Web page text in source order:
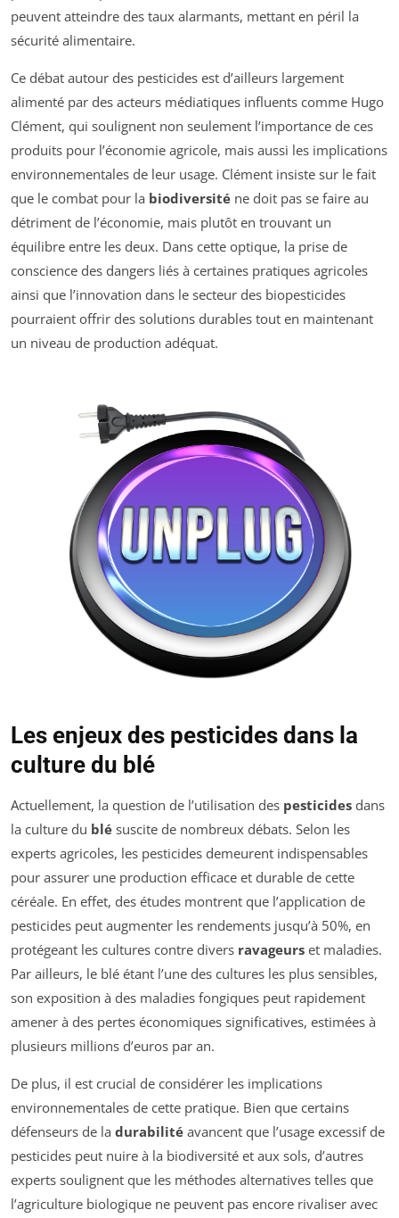
peuvent atteindre des taux alarmants, mettant en péril la
sécurité alimentaire.
Ce débat autour des pesticides est d’ailleurs largement
alimenté par des acteurs médiatiques influents comme Hugo
Clément, qui soulignent non seulement l’importance de ces
produits pour l’économie agricole, mais aussi les implications
environnementales de leur usage. Clément insiste sur le fait
que le combat pour la biodiversité ne doit pas se faire au
détriment de l’économie, mais plutôt en trouvant un
équilibre entre les deux. Dans cette optique, la prise de
conscience des dangers liés à certaines pratiques agricoles
ainsi que l’innovation dans le secteur des biopesticides
pourraient offrir des solutions durables tout en maintenant
un niveau de production adéquat.
Les enjeux des pesticides dans la
culture du blé
Actuellement, la question de l’utilisation des pesticides dans
la culture du blé suscite de nombreux débats. Selon les
experts agricoles, les pesticides demeurent indispensables
pour assurer une production efficace et durable de cette
céréale. En effet, des études montrent que l’application de
pesticides peut augmenter les rendements jusqu’à 50%, en
protégeant les cultures contre divers ravageurs et maladies.
Par ailleurs, le blé étant l’une des cultures les plus sensibles,
son exposition à des maladies fongiques peut rapidement
amener à des pertes économiques significatives, estimées à
plusieurs millions d’euros par an.
De plus, il est crucial de considérer les implications
environnementales de cette pratique. Bien que certains
défenseurs de la durabilité avancent que l’usage excessif de
pesticides peut nuire à la biodiversité et aux sols, d’autres
experts soulignent que les méthodes alternatives telles que
l’agriculture biologique ne peuvent pas encore rivaliser avec